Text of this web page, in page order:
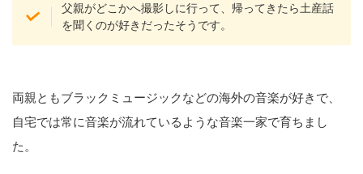
父親がどこかへ撮影しに行って、帰ってきたら土産話
を聞くのが好きだったそうです。
両親ともブラックミュージックなどの海外の音楽が好きで、
自宅では常に音楽が流れているような音楽一家で育ちまし
た。